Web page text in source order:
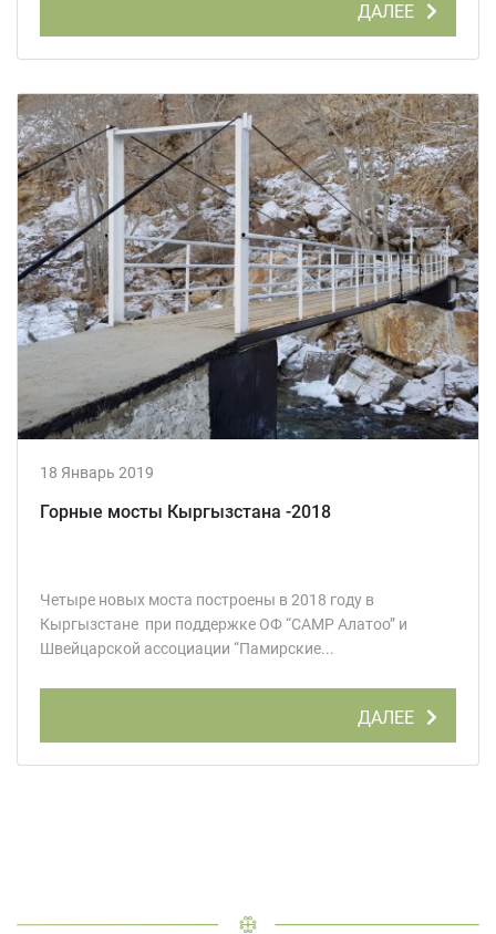
ДАЛЕЕ
18 Январь 2019
Горные мосты Кыргызстана -2018
Четыре новых моста построены в 2018 году в
Кыргызстане при поддержке ОФ “CAMP Алатоо” и
Швейцарской ассоциации “Памирские...
ДАЛЕЕ